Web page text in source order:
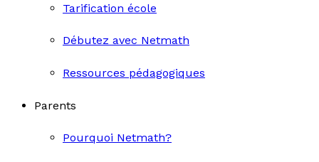
Tarification école
Débutez avec Netmath
Ressources pédagogiques
Parents
Pourquoi Netmath?